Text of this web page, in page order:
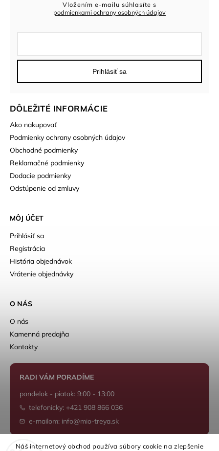
Náš internetový obchod používa súbory cookie na zlepšenie
DÔLEŽITÉ INFORMÁCIE
Ako nakupovať
Podmienky ochrany osobných údajov
Obchodné podmienky
Reklamačné podmienky
Dodacie podmienky
Odstúpenie od zmluvy
MÔJ ÚČET
Prihlásiť sa
Registrácia
História objednávok
Vrátenie objednávky
Vložením e-mailu súhlasíte s
podmienkami ochrany osobných údajov
Prihlásiť sa
O NÁS
O nás
Kamenná predajňa
Kontakty
RADI VÁM PORADÍME
pondelok - piatok: 9:00 - 13:00
telefonicky: +421 908 866 036
e-mailom: info@mio-treya.sk